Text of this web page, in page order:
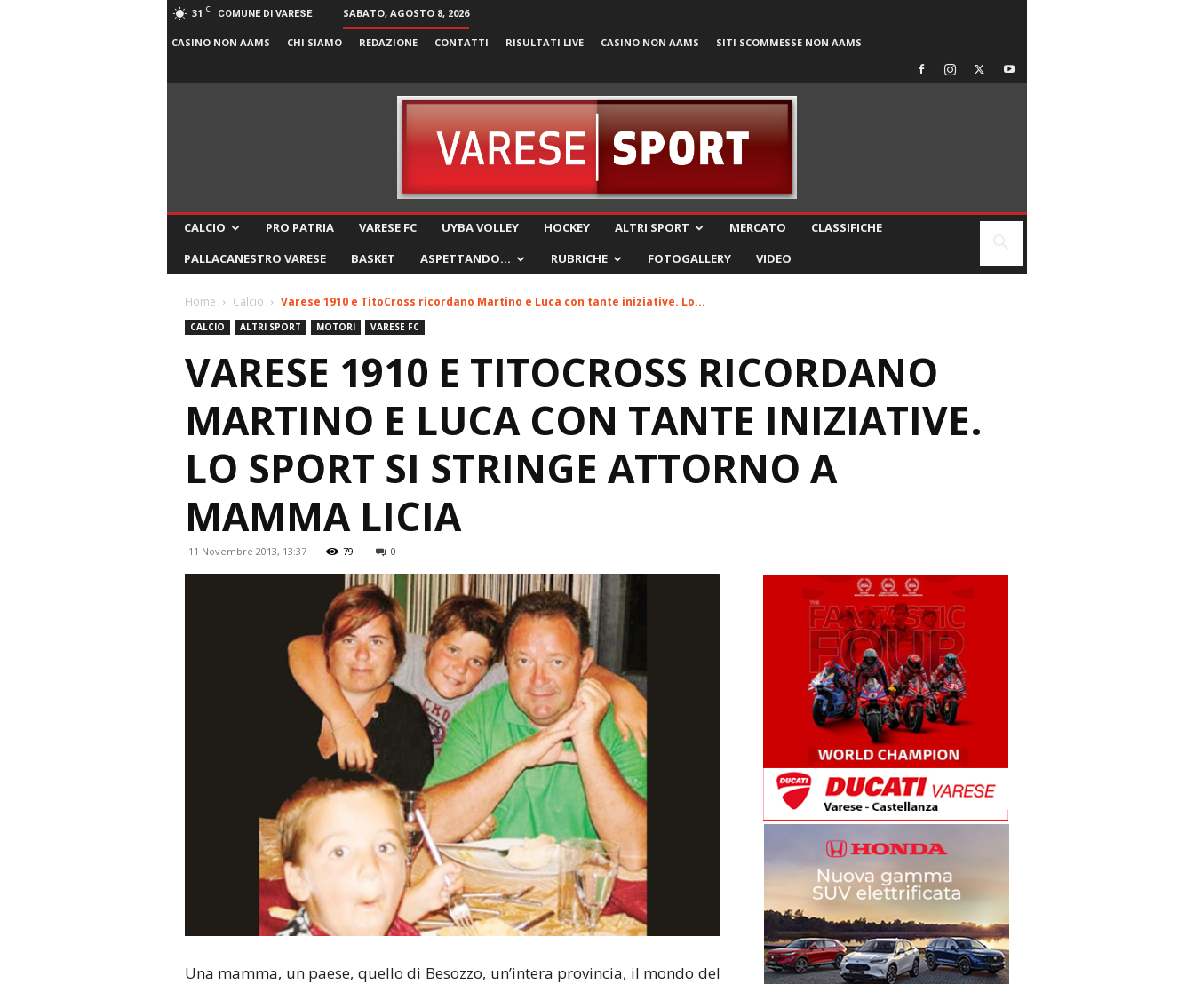
31 C COMUNE DI VARESE SABATO, AGOSTO 8, 2026
CASINO NON AAMS CHI SIAMO REDAZIONE CONTATTI RISULTATI LIVE CASINO NON AAMS SITI SCOMMESSE NON AAMS
CALCIO PRO PATRIA VARESE FC UYBA VOLLEY HOCKEY ALTRI SPORT MERCATO
CLASSIFICHE
PALLACANESTRO VARESE
BASKET ASPETTANDO… RUBRICHE FOTOGALLERY VIDEO
Home Calcio Varese 1910 e TitoCross ricordano Martino e Luca con tante iniziative. Lo...
CALCIO ALTRI SPORT MOTORI VARESE FC
VARESE 1910 E TITOCROSS RICORDANO
MARTINO E LUCA CON TANTE INIZIATIVE.
LO SPORT SI STRINGE ATTORNO A
MAMMA LICIA
11 Novembre 2013, 13:37 79 0
Una mamma, un paese, quello di Besozzo, un’intera provincia, il mondo del